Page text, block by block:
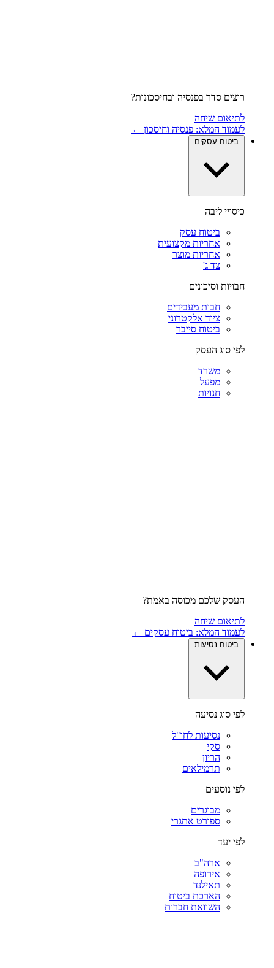
רוצים סדר בפנסיה ובחיסכונות?
לתיאום שיחה
לעמוד המלא: פנסיה וחיסכון ←
ביטוח עסקים
כיסויי ליבה
ביטוח עסק
אחריות מקצועית
אחריות מוצר
צד ג'
חבויות וסיכונים
חבות מעבידים
ציוד אלקטרוני
ביטוח סייבר
לפי סוג העסק
משרד
מפעל
חנויות
העסק שלכם מכוסה באמת?
לתיאום שיחה
לעמוד המלא: ביטוח עסקים ←
ביטוח נסיעות
לפי סוג נסיעה
נסיעות לחו"ל
סקי
הריון
תרמילאים
לפי נוסעים
מבוגרים
ספורט אתגרי
לפי יעד
ארה"ב
אירופה
תאילנד
הארכת ביטוח
השוואת חברות